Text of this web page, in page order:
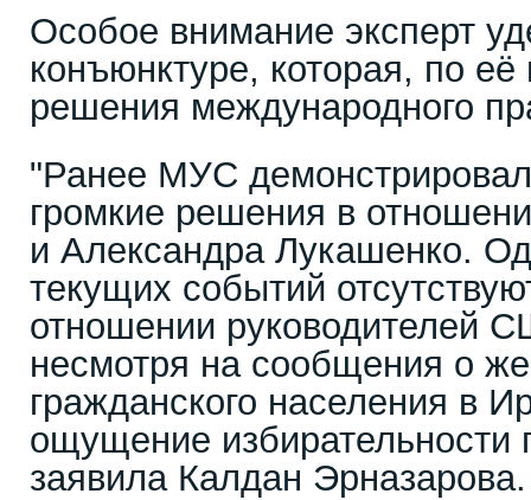
Особое внимание эксперт
конъюнктуре, которая, по
решения международного
"Ранее МУС
громкие решения в
и Александра Лукашенко.
текущих событий
отношении руководителей
несмотря на сообщения о
гражданского населения в
ощущение избирательности
заявила Калдан Эрназарова.